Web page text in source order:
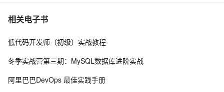
7 MongoDB CPU 利用率高，怎么破？
8 云Kafka搭配云HBase X-Pack构建一体化数据处理平
相关电子书
低代码开发师（初级）实战教程
冬季实战营第三期：MySQL数据库进阶实战
阿里巴巴DevOps 最佳实践手册